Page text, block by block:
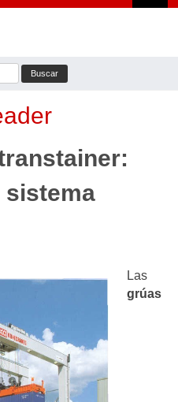
sistema
Las
grúas